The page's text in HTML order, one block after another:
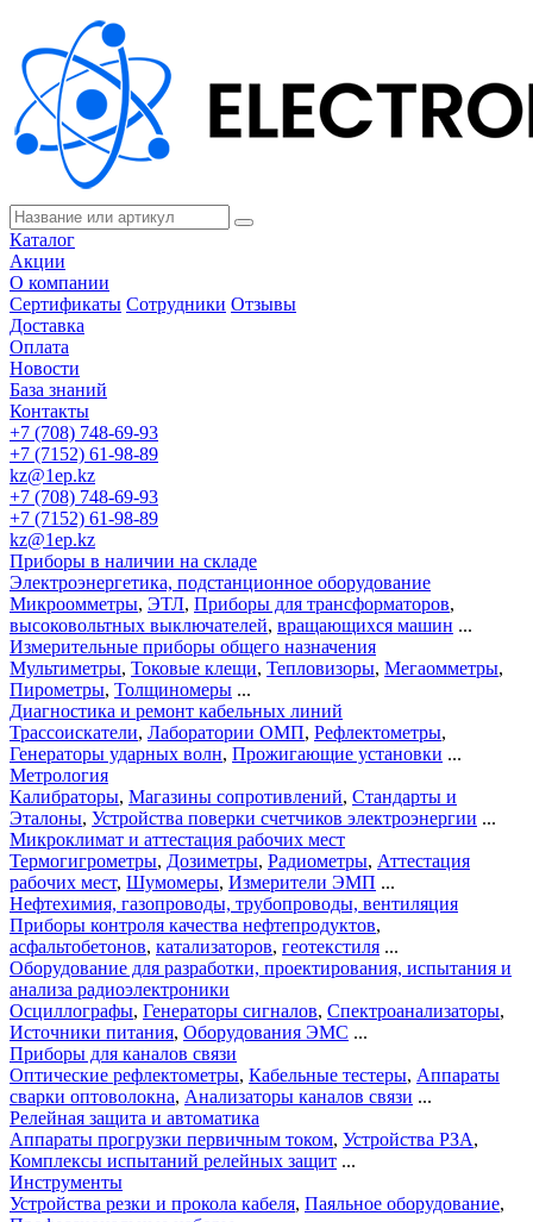
Каталог
Акции
О компании
Сертификаты Сотрудники Отзывы
Доставка
Оплата
Новости
База знаний
Контакты
+7 (708) 748-69-93
+7 (7152) 61-98-89
kz@1ep.kz
+7 (708) 748-69-93
+7 (7152) 61-98-89
kz@1ep.kz
Приборы в наличии на складе
Электроэнергетика, подстанционное оборудование
Микроомметры, ЭТЛ, Приборы для трансформаторов,
высоковольтных выключателей, вращающихся машин ...
Измерительные приборы общего назначения
Мультиметры, Токовые клещи, Тепловизоры, Мегаомметры,
Пирометры, Толщиномеры ...
Диагностика и ремонт кабельных линий
Трассоискатели, Лаборатории ОМП, Рефлектометры,
Генераторы ударных волн, Прожигающие установки ...
Метрология
Калибраторы, Магазины сопротивлений, Стандарты и
Эталоны, Устройства поверки счетчиков электроэнергии ...
Микроклимат и аттестация рабочих мест
Термогигрометры, Дозиметры, Радиометры, Аттестация
рабочих мест, Шумомеры, Измерители ЭМП ...
Нефтехимия, газопроводы, трубопроводы, вентиляция
Приборы контроля качества нефтепродуктов,
асфальтобетонов, катализаторов, геотекстиля ...
Оборудование для разработки, проектирования, испытания и
анализа радиоэлектроники
Осциллографы, Генераторы сигналов, Спектроанализаторы,
Источники питания, Оборудования ЭМС ...
Приборы для каналов связи
Оптические рефлектометры, Кабельные тестеры, Аппараты
сварки оптоволокна, Анализаторы каналов связи ...
Релейная защита и автоматика
Аппараты прогрузки первичным током, Устройства РЗА,
Комплексы испытаний релейных защит ...
Инструменты
Устройства резки и прокола кабеля, Паяльное оборудование,